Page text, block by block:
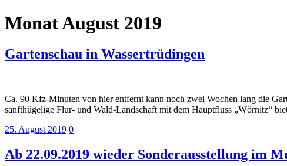
MonatAugust 2019
Gartenschau in Wassertrüdingen
Ca. 90 Kfz-Minuten von hier entfernt kann noch zwei Wochen lang die
sanfthügelige Flur- und Wald-Landschaft mit dem Hauptfluss „Wörnitz“
25. August 2019 0
Ab 22.09.2019 wieder Sonderausstellung im